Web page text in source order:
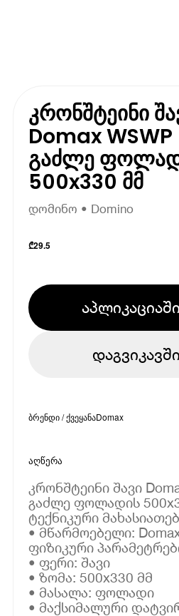
კრონშტეინი
Domax
გაძლე
500x330 მმ
დომინო • Domino
₾29.5
ბრენდი / ქვეყანაDomax
აღწერა
კრონშტეინი შავი
გაძლე ფოლადის
ტექნიკური
• მწარმოებელი:
ფიზიკური
• ფერი: შავი
• ზომა: 500x330 მმ
• მასალა: ფოლადი
• მაქსიმალური